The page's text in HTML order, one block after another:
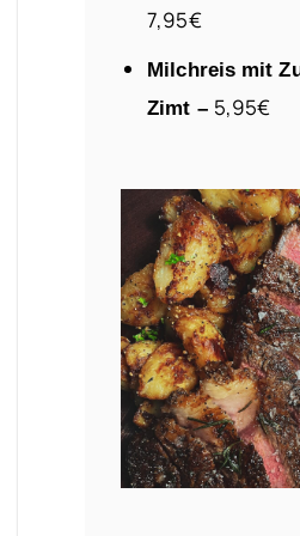
7,95€
Milchreis mit
Zimt – 5,95€